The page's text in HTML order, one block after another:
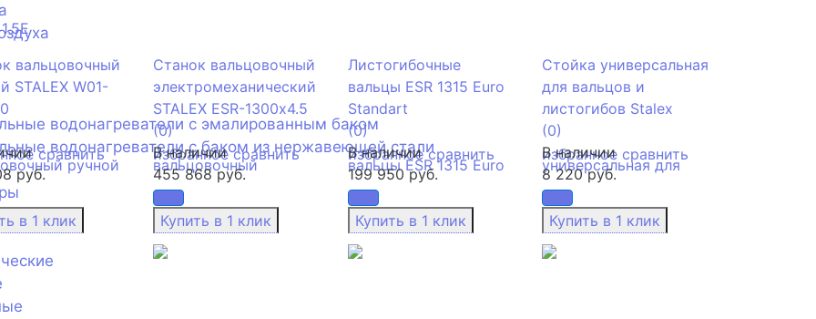
водонагреватели с эмалированным баком
водонагреватели с баком из нержавеющей стали
сравнить
вальцовочный
STALEX W01-
руб.
избранное сравнить
Станок вальцовочный
электромеханический
STALEX ESR-1300х4.5
(0)
В наличии
455 868 руб.
избранное сравнить
Листогибочные
вальцы ESR 1315 Euro
Standart
(0)
В наличии
199 950 руб.
избранное сравнить
Стойка универсальная
для вальцов и
листогибов Stalex
(0)
В наличии
8 220 руб.